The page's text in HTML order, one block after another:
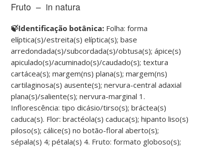
Fruto – in natura
🍃Identificação botânica: Folha: forma
elíptica(s)/estreita(s) elíptica(s); base
arredondada(s)/subcordada(s)/obtusa(s); ápice(s)
apiculado(s)/acuminado(s)/caudado(s); textura
cartácea(s); margem(ns) plana(s); margem(ns)
cartilaginosa(s) ausente(s); nervura-central adaxial
plana(s)/saliente(s); nervura-marginal 1.
Inflorescência: tipo dicásio/tirso(s); bráctea(s)
caduca(s). Flor: bractéola(s) caduca(s); hipanto liso(s)
piloso(s); cálice(s) no botão-floral aberto(s);
sépala(s) 4; pétala(s) 4. Fruto: formato globoso(s);